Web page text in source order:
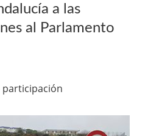
a las
al Parlamento
participación